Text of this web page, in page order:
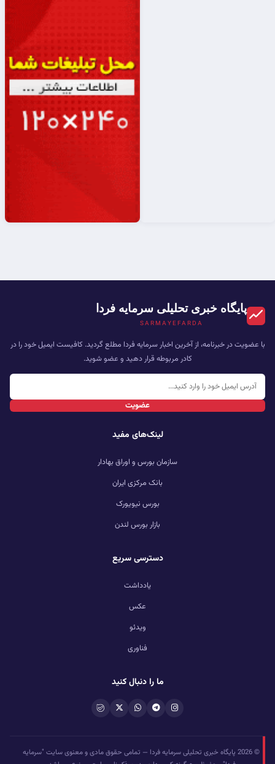
پایگاه خبری تحلیلی سرمایه فردا
SARMAYEFARDA
با عضویت در خبرنامه، از آخرین اخبار سرمایه فردا مطلع گردید. کافیست ایمیل خود را در
کادر مربوطه قرار دهید و عضو شوید.
عضویت
لینک‌های مفید
سازمان بورس و اوراق بهادار
بانک مرکزی ایران
بورس نیویورک
بازار بورس لندن
دسترسی سریع
یادداشت
عکس
ویدئو
فناوری
ما را دنبال کنید
© 2026 پایگاه خبری تحلیلی سرمایه فردا — تمامی حقوق مادی و معنوی سایت "سرمایه